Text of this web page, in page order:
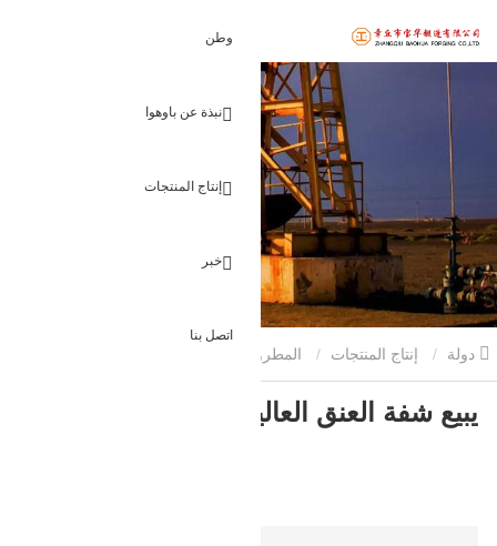
وطن
نبذة عن باوهوا
إنتاج المنتجات
خبر
اتصل بنا
إنتاج المنتجات المطروقات الزيتية
يبيع شفة العنق العالية